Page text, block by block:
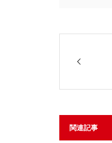
関連記事